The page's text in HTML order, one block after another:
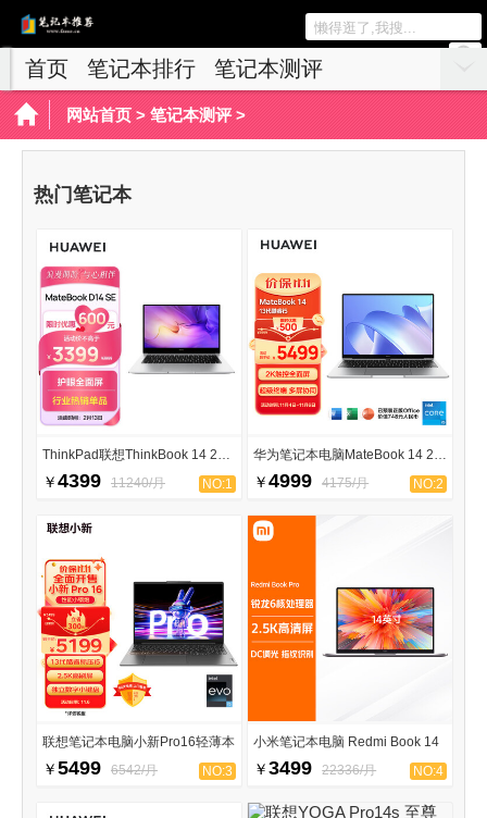
首页 笔记本排行
笔记本测评
游戏本推荐
网站首页> 笔记本测评>
热门笔记本
ThinkPad联想ThinkBook 14 2023
￥4399 11240/月 NO:1
华为笔记本电脑MateBook 14 2023
￥4999 4175/月 NO:2
联想笔记本电脑小新Pro16轻薄本
￥5499 6542/月 NO:3
小米笔记本电脑 Redmi Book 14
￥3499 22336/月 NO:4